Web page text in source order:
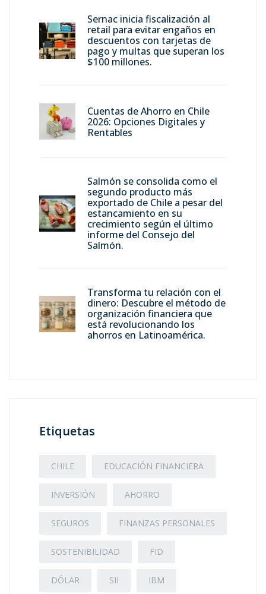
Sernac inicia fiscalización al
retail para evitar engaños en
descuentos con tarjetas de
pago y multas que superan los
$100 millones.
Cuentas de Ahorro en Chile
2026: Opciones Digitales y
Rentables
Salmón se consolida como el
segundo producto más
exportado de Chile a pesar del
estancamiento en su
crecimiento según el último
informe del Consejo del
Salmón.
Transforma tu relación con el
dinero: Descubre el método de
organización financiera que
está revolucionando los
ahorros en Latinoamérica.
Etiquetas
CHILE EDUCACIÓN FINANCIERA
INVERSIÓN AHORRO
SEGUROS FINANZAS PERSONALES
SOSTENIBILIDAD FID
DÓLAR SII IBM